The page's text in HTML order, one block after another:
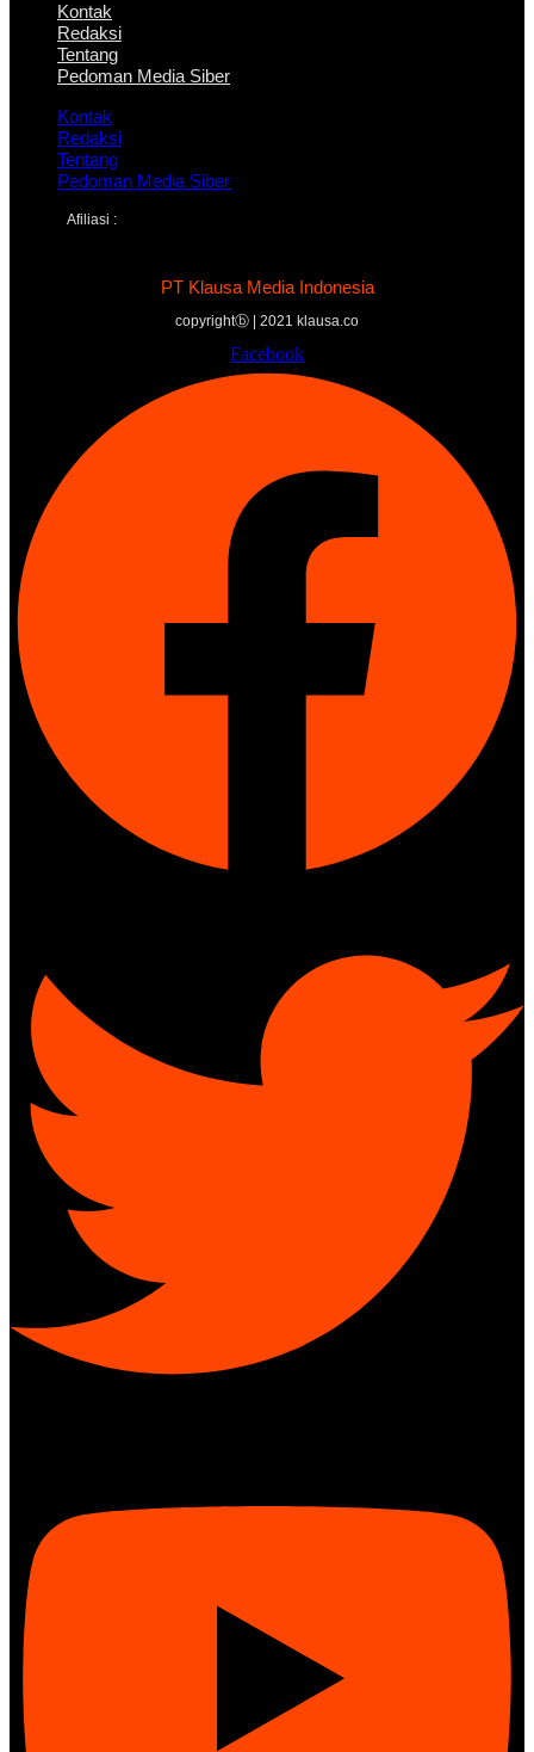
Kontak
Redaksi
Tentang
Pedoman Media Siber
Kontak
Redaksi
Tentang
Pedoman Media Siber
Afiliasi :
PT Klausa Media Indonesia
copyrightⓑ | 2021 klausa.co
Facebook